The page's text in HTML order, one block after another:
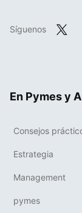
Síguenos
En Pymes y
Consejos
Estrategia
Management
pymes